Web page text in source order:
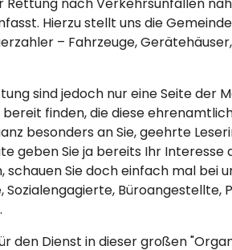
Hierzu stellt uns die
– Fahrzeuge,
sind jedoch nur eine Seite der
finden, die diese
besonders an Sie, geehrte
geben Sie ja bereits Ihr
schauen Sie doch einfach mal bei
Büroangestellte,
den Dienst in dieser großen